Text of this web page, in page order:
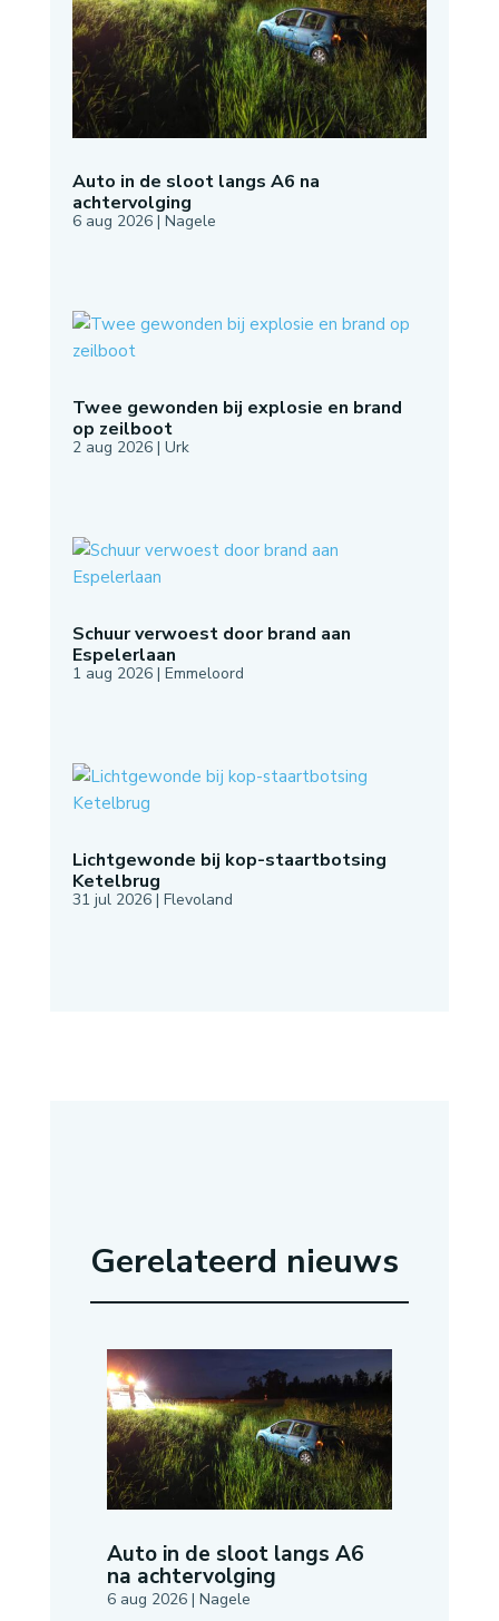
Auto in de sloot langs A6 na
achtervolging
6 aug 2026| Nagele
Twee gewonden bij explosie en brand
op zeilboot
2 aug 2026| Urk
Schuur verwoest door brand aan
Espelerlaan
1 aug 2026| Emmeloord
Lichtgewonde bij kop-staartbotsing
Ketelbrug
31 jul 2026| Flevoland
Gerelateerd nieuws
Auto in de sloot langs A6
na achtervolging
6 aug 2026| Nagele